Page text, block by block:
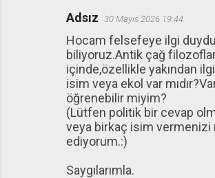
Adsız 30 Mayıs 2026 19:44
Hocam felsefeye ilgi
biliyoruz.Antik çağ
içinde,özellikle yakından
isim veya ekol var
öğrenebilir miyim?
(Lütfen politik bir cevap
veya birkaç isim vermenizi
ediyorum.:)
Saygılarımla.